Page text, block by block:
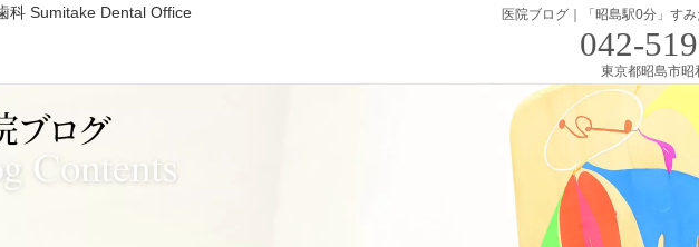
医院ブログ｜「昭島駅0分」す
042-
東京都昭島市